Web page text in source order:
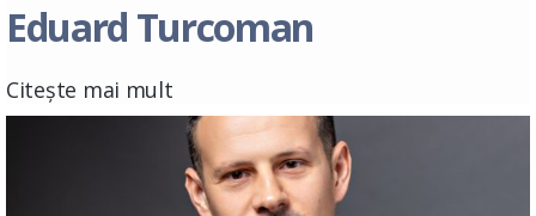
Eduard Turcoman
Citește mai mult